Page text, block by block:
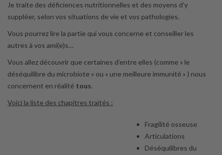
Je traite des déficiences nutritionnelles et des moyens d’y
suppléer, selon vos situations de vie et vos pathologies.
Vous pourrez lire la partie qui vous concerne et conseiller les
autres à vos ami(e)s…
Vous allez découvrir que certaines d’entre elles (comme « le
déséquilibre du microbiote » ou « une meilleure immunité » ) nous
concernent en réalité tous.
Voici la liste des chapitres traités :
Fragilité osseuse
Articulations
Déséquilibres du